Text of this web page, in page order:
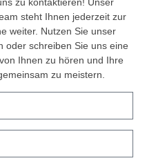
steht Ihnen jederzeit zur
weiter. Nutzen Sie unser
oder schreiben Sie uns eine
Ihnen zu hören und Ihre
zu meistern.